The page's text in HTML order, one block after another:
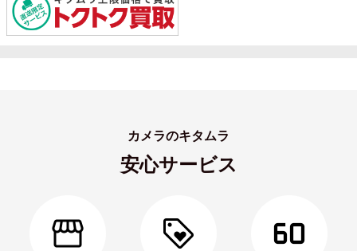
カメラのキタムラ
安心サービス